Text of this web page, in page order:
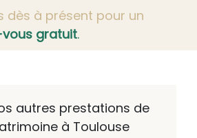
dès à présent pour un
gratuit.
autres prestations de
à Toulouse